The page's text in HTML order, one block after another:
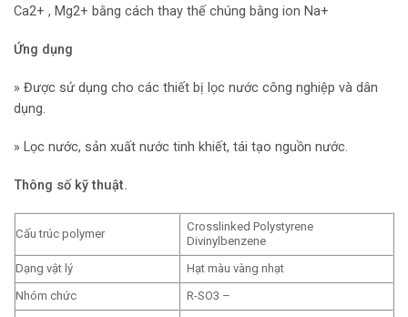
Ca2+ , Mg2+ bằng cách thay thế chúng bằng ion Na+
Ứng dụng
» Được sử dụng cho các thiết bị lọc nước công nghiệp và dân
dụng.
» Lọc nước, sản xuất nước tinh khiết, tái tạo nguồn nước.
Thông số kỹ thuật.
Cấu trúc polymer
Crosslinked Polystyrene
Divinylbenzene
Dạng vật lý
Hạt màu vàng nhạt
Nhóm chức
R-SO3 –